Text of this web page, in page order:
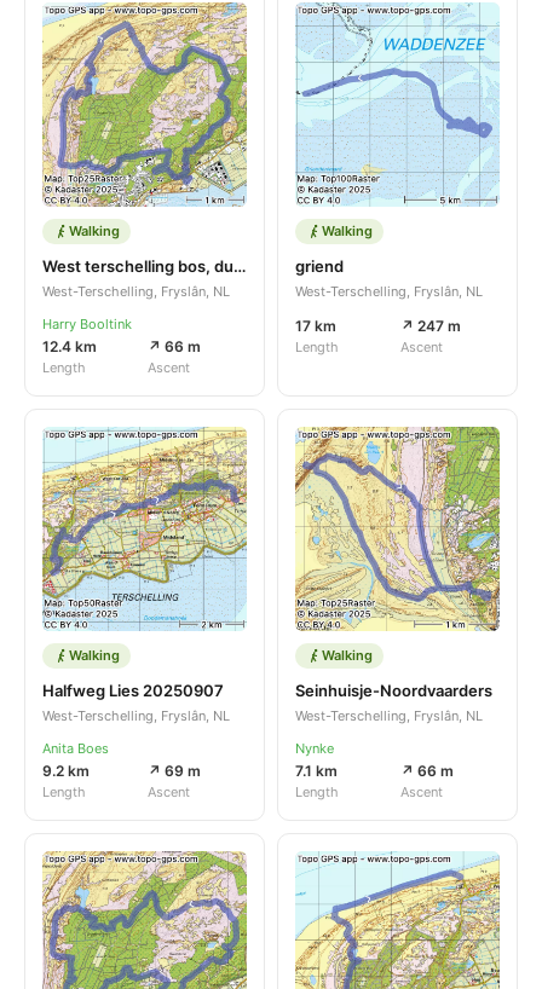
Walking
West terschelling bos, duinen, en heide
West-Terschelling, Fryslân, NL
Harry Booltink
12.4 km
Length
↗ 66 m
Ascent
Walking
griend
West-Terschelling, Fryslân, NL
17 km
Length
↗ 247 m
Ascent
Walking
Halfweg Lies 20250907
West-Terschelling, Fryslân, NL
Anita Boes
9.2 km
Length
↗ 69 m
Ascent
Walking
Seinhuisje-Noordvaarders
West-Terschelling, Fryslân, NL
Nynke
7.1 km
Length
↗ 66 m
Ascent